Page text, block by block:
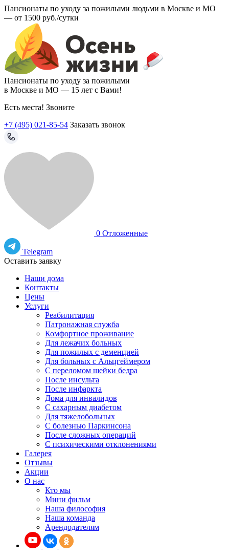
Пансионаты по уходу за пожилыми людьми в Москве и МО
— от 1500 руб./сутки
Пансионаты по уходу за пожилыми
в Москве и МО — 15 лет с Вами!
Есть места! Звоните
+7 (495) 021-85-54 Заказать звонок
0 Отложенные
Telegram
Оставить заявку
Наши дома
Контакты
Цены
Услуги
Реабилитация
Патронажная служба
Комфортное проживание
Для лежачих больных
Для пожилых с деменцией
Для больных с Альцгеймером
С переломом шейки бедра
После инсульта
После инфаркта
Дома для инвалидов
С сахарным диабетом
Для тяжелобольных
С болезнью Паркинсона
После сложных операций
С психическими отклонениями
Галерея
Отзывы
Акции
О нас
Кто мы
Мини фильм
Наша философия
Наша команда
Арендодателям